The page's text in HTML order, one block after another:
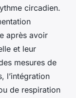
circadien.
après avoir
et leur
mesures de
l’intégration
de respiration